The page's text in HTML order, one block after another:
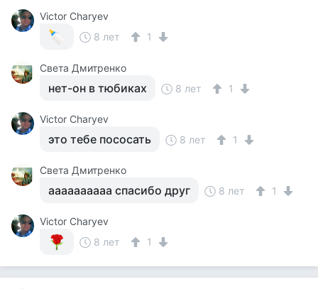
Victor Charyev
8 лет
1
Света Дмитренко
нет-он в тюбиках 8 лет 1
Victor Charyev
это тебе пососать 8 лет 1
Света Дмитренко
аааааааааа спасибо друг 8 лет 1
Victor Charyev
8 лет
1